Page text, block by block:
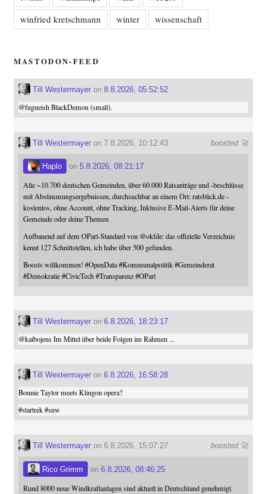
winfried kretschmann
winter wissenschaft
MASTODON-FEED
Till Westermayeron 8.8.2026, 05:52:52
@fugueishBlackDemon (small).
boosted 🚀
Till Westermayeron 7.8.2026, 10:12:43
Haplo on 5.8.2026, 08:21:17
Alle ~10.700 deutschen Gemeinden, über 60.000 Ratsanträge und -beschlüsse
mit Abstimmungsergebnissen, durchsuchbar an einem Ort: ratsblick.de -
kostenlos, ohne Account, ohne Tracking, Inklusive E-Mail-Alerts für deine
Gemeinde oder deine Themen
Aufbauend auf dem OParl-Standard von @okfde: das offizielle Verzeichnis
kennt 127 Schnittstellen, ich habe über 500 gefunden.
Boosts willkommen! #OpenData #Kommunalpolitik #Gemeinderat
#Demokratie #CivicTech #Transparenz #OParl
Till Westermayeron 6.8.2026, 18:23:17
@kaibojensIm Mittel über beide Folgen im Rahmen ...
Till Westermayeron 6.8.2026, 16:58:28
Bonnie Taylor meets Klingon opera?
#startrek #snw
boosted 🚀
Till Westermayeron 6.8.2026, 15:07:27
Rico Grimm on 6.8.2026, 08:46:25
Rund 8000 neue Windkraftanlagen sind aktuell in Deutschland genehmigt.